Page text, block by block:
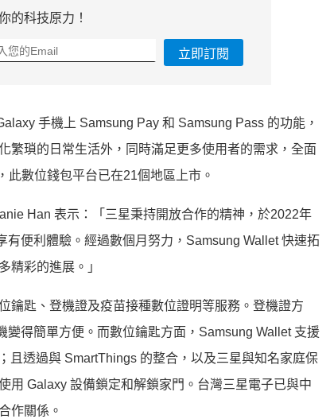
的科技原力！
立即訂閱
alaxy 手機上 Samsung Pay 和 Samsung Pass 的功能，
繁瑣的日常生活外， 同時滿足更多使用者的需求， 全面
此數位錢包平台已在21個地區上市。
Han 表示：「三星秉持開放合作的精神，於2022年
有便利體驗。 經過數個月努力，Samsung Wallet 快速拓
精彩的進展。」
鑰匙、 登機證及疫苗接種數位證明等服務。登機證方
變得簡單方便。而數位鑰匙方面，Samsung Wallet 支援
且透過與 SmartThings 的整合，以及三星與知名家庭保
用 Galaxy 設備鎖定和解鎖家門。 台灣三星電子已與中
作關係。